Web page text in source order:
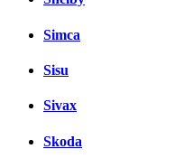
Simca
Sisu
Sivax
Skoda